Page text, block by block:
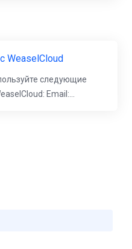
WeaselCloud
следующие
Email:...